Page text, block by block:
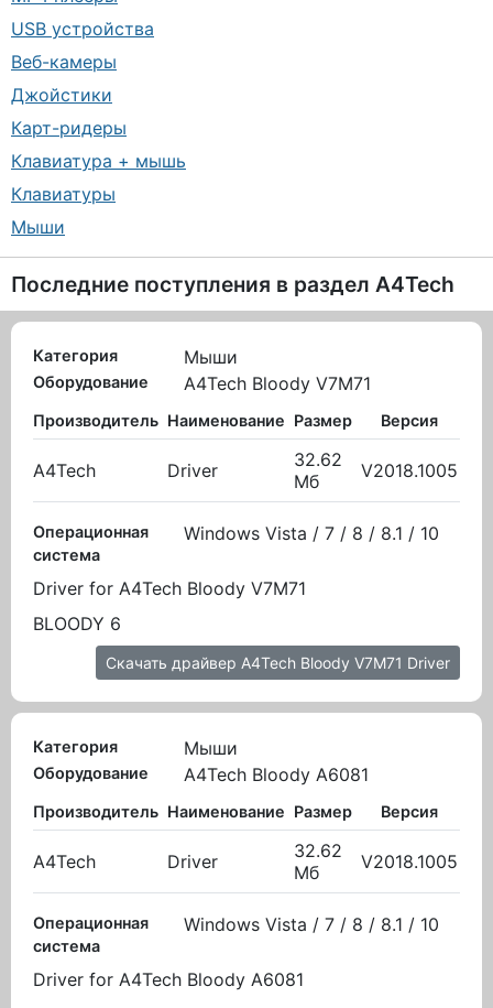
USB устройства
Веб-камеры
Джойстики
Карт-ридеры
Клавиатура + мышь
Клавиатуры
Мыши
Последние поступления в раздел A4Tech
Категория Мыши
Оборудование A4Tech Bloody V7M71
Производитель Наименование Размер Версия
A4Tech Driver
32.62
Мб
V2018.1005
Операционная
система
Windows Vista / 7 / 8 / 8.1 / 10
Driver for A4Tech Bloody V7M71
BLOODY 6
Скачать драйвер A4Tech Bloody V7M71 Driver
Категория Мыши
Оборудование A4Tech Bloody A6081
Производитель Наименование Размер Версия
A4Tech Driver
32.62
Мб
V2018.1005
Операционная
система
Windows Vista / 7 / 8 / 8.1 / 10
Driver for A4Tech Bloody A6081